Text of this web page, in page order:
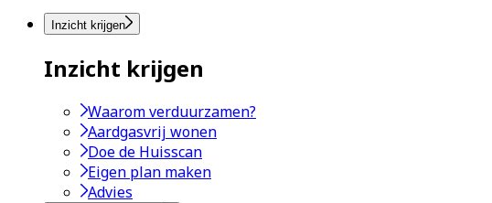
Inzicht krijgen
Inzicht krijgen
Waarom verduurzamen?
Aardgasvrij wonen
Doe de Huisscan
Eigen plan maken
Advies